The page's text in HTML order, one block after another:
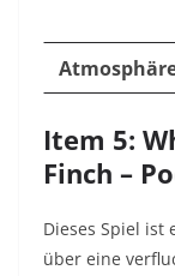
Item 5:
Finch –
Dieses Spiel ist
über eine